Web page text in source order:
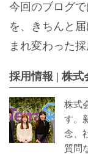
今回のブログ
を、きちんと
まれ変わった
採用情報 | 株式
株式
す。
念、
質問